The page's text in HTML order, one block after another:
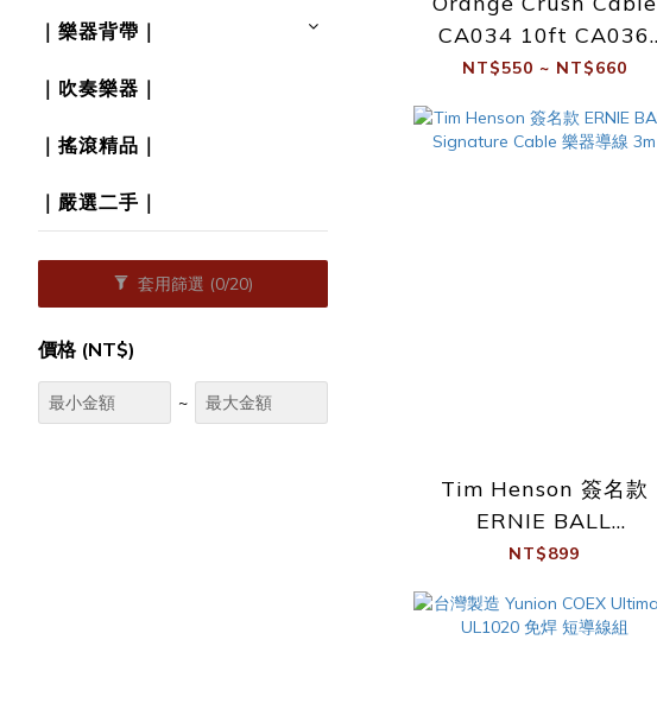
｜樂器背帶｜
｜吹奏樂器｜
｜搖滾精品｜
｜嚴選二手｜
套用篩選 (0/20)
價格 (NT$)
~
CA034 10ft CA036
20ft II 樂器導線
NT$550 ~ NT$660
Tim Henson 簽名款
ERNIE BALL
Signature Cable 樂器
NT$899